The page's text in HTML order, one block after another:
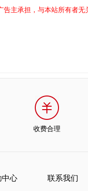
主承担，与本站所有者无
收费合理
中心 联系我们